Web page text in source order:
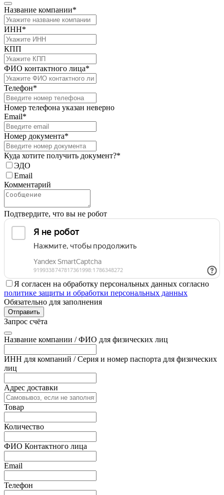
Название компании*
ИНН*
КПП
ФИО контактного лица*
Телефон*
Номер телефона указан неверно
Email*
Номер документа*
Куда хотите получить документ?*
ЭДО
Email
Комментарий
Подтвердите, что вы не робот
Я согласен на обработку персональных данных согласно
политике защиты и обработки персональных данных
Обязательно для заполнения
Отправить
Запрос счёта
Название компании / ФИО для физических лиц
ИНН для компаний / Серия и номер паспорта для физических
лиц
Адрес доставки
Товар
Количество
ФИО Контактного лица
Email
Телефон